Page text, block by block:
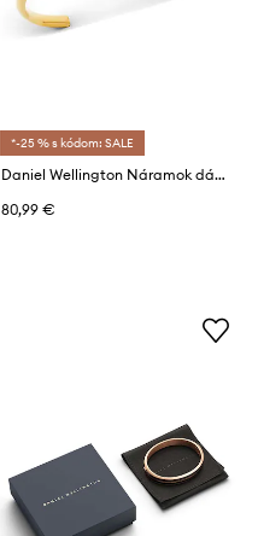
*-25 % s kódom: SALE
Daniel Wellington Náramok dámsky z nehrdzavejúcej ocele
80,99 €